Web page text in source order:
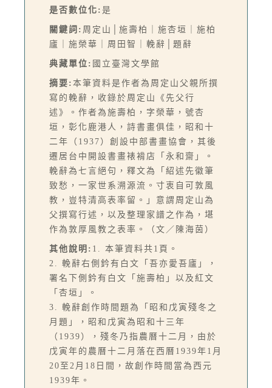
是否數位化: 是
關鍵詞: 周定山│施壽柏｜施杏垣｜施柏
廬｜施榮華｜周田智｜輓辭│題辭
典藏單位: 國立臺灣文學館
摘要: 本筆資料是作者為周定山父親所撰
寫的輓辭，收錄於周定山《先父行
述》。作者為施壽柏，字榮華，號杏
垣，彰化鹿港人，詩書畫俱佳，昭和十
二年（1937）創設中部書畫協會，其後
遷居台中開設書畫裱褙店「永和齋」。
輓辭為七言絕句，釋文為「紹述先徽筆
致愁，一家世系溯源流。寸衷自可敦風
教，豈特清高表率留。」意謂周定山為
父撰寫行述，以及整理家譜之作為，堪
作為敦厚風教之表率。（文／陳海茵）
其他說明: 1. 本筆資料共1頁。
2. 輓辭右側鈐有白文「吾亦愛吾廬」，
署名下側鈐有白文「施壽柏」以及紅文
「杏垣」。
3. 輓辭創作時間題為「昭和戊寅殘冬之
月題」，昭和戊寅為昭和十三年
（1939），殘冬乃指農曆十二月，由於
戊寅年的農曆十二月落在西曆1939年1月
20至2月18日間，故創作時間當為西元
1939年。